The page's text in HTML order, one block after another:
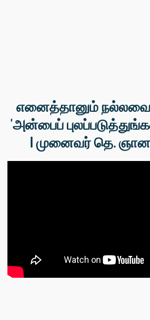
எனைத்தானும் நல்லவை
'அன்பைப்
| முனைவர் தெ.